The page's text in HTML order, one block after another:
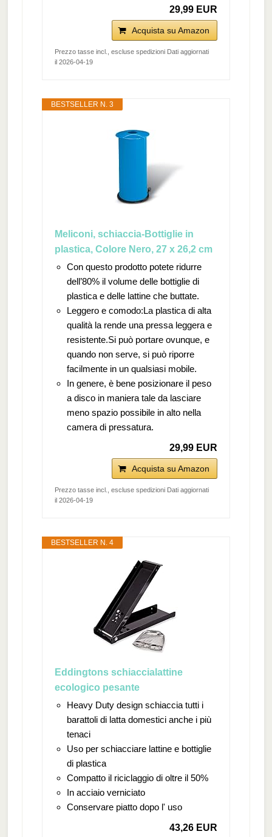
29,99 EUR
Acquista su Amazon
Prezzo tasse incl., escluse spedizioni Dati aggiornati
il 2026-04-19
BESTSELLER N. 3
Meliconi, schiaccia-Bottiglie in
plastica, Colore Nero, 27 x 26,2 cm
Con questo prodotto potete ridurre
dell’80% il volume delle bottiglie di
plastica e delle lattine che buttate.
Leggero e comodo:La plastica di alta
qualità la rende una pressa leggera e
resistente.Si può portare ovunque, e
quando non serve, si può riporre
facilmente in un qualsiasi mobile.
In genere, è bene posizionare il peso
a disco in maniera tale da lasciare
meno spazio possibile in alto nella
camera di pressatura.
29,99 EUR
Acquista su Amazon
Prezzo tasse incl., escluse spedizioni Dati aggiornati
il 2026-04-19
BESTSELLER N. 4
Eddingtons schiaccialattine
ecologico pesante
Heavy Duty design schiaccia tutti i
barattoli di latta domestici anche i più
tenaci
Uso per schiacciare lattine e bottiglie
di plastica
Compatto il riciclaggio di oltre il 50%
In acciaio verniciato
Conservare piatto dopo l' uso
43,26 EUR